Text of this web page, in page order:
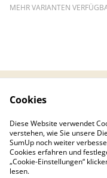
MEHR VARIANTEN
Kontaktieren
ungen von
Cookies
Diese Website verwendet
verstehen, wie Sie unsere
SumUp noch weiter
Cookies erfahren und
„Cookie-Einstellungen“
lesen.